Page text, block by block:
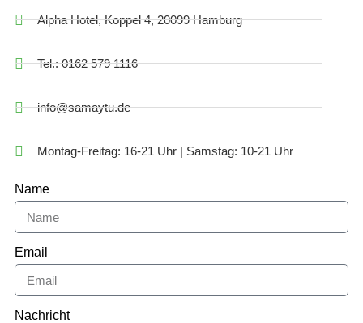
Alpha Hotel, Koppel 4, 20099 Hamburg
Tel.: 0162 579 1116
info@samaytu.de
Montag-Freitag: 16-21 Uhr | Samstag: 10-21 Uhr
Name
Email
Nachricht